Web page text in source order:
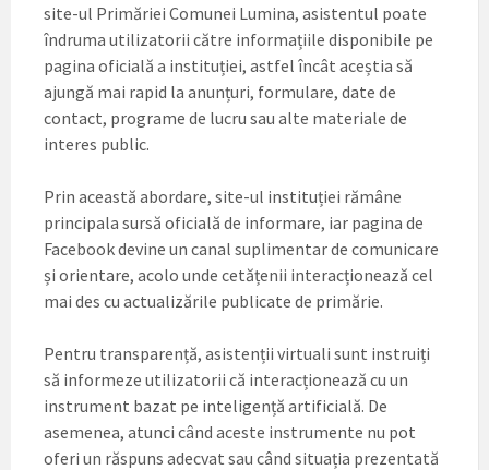
site-ul Primăriei Comunei Lumina, asistentul poate
îndruma utilizatorii către informațiile disponibile pe
pagina oficială a instituției, astfel încât aceștia să
ajungă mai rapid la anunțuri, formulare, date de
contact, programe de lucru sau alte materiale de
interes public.
Prin această abordare, site-ul instituției rămâne
principala sursă oficială de informare, iar pagina de
Facebook devine un canal suplimentar de comunicare
și orientare, acolo unde cetățenii interacționează cel
mai des cu actualizările publicate de primărie.
Pentru transparență, asistenții virtuali sunt instruiți
să informeze utilizatorii că interacționează cu un
instrument bazat pe inteligență artificială. De
asemenea, atunci când aceste instrumente nu pot
oferi un răspuns adecvat sau când situația prezentată